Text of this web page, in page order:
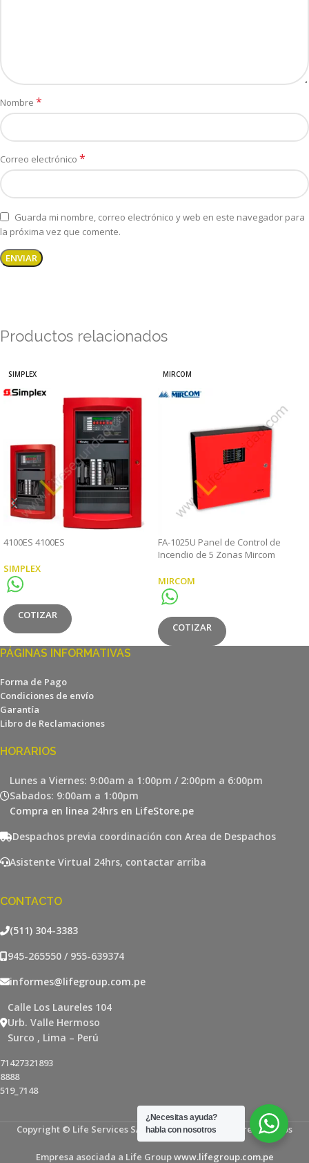
Nombre *
Correo electrónico *
Guarda mi nombre, correo electrónico y web en este navegador para
la próxima vez que comente.
Productos relacionados
SIMPLEX
4100ES 4100ES
SIMPLEX
COTIZAR
MIRCOM
FA-1025U Panel de Control de
Incendio de 5 Zonas Mircom
MIRCOM
COTIZAR
PÁGINAS INFORMATIVAS
Forma de Pago
Condiciones de envío
Garantía
Libro de Reclamaciones
HORARIOS
Lunes a Viernes: 9:00am a 1:00pm / 2:00pm a 6:00pm
Sabados: 9:00am a 1:00pm
Compra en linea 24hrs en LifeStore.pe
Despachos previa coordinación con Area de Despachos
Asistente Virtual 24hrs, contactar arriba
CONTACTO
(511) 304-3383
945-265550 / 955-639374
informes@lifegroup.com.pe
Calle Los Laureles 104
Urb. Valle Hermoso
Surco , Lima – Perú
71427321893
8888
519_7148
Copyright © Life Services SAC - Todos los derechos reservados
Empresa asociada a Life Groupwww.lifegroup.com.pe
¿Necesitas ayuda?
habla con nosotros